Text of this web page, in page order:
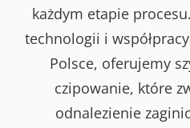
każdym etapie
technologii i
Polsce, oferujemy
czipowanie, które
odnalezienie